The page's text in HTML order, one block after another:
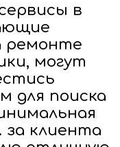
в
ремонте
могут
для поиска
за клиента